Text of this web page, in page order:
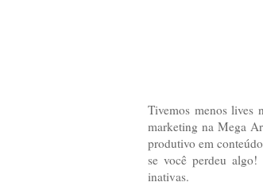
Tivemos menos lives
marketing na Mega
produtivo em
se você perdeu algo!
inativas.